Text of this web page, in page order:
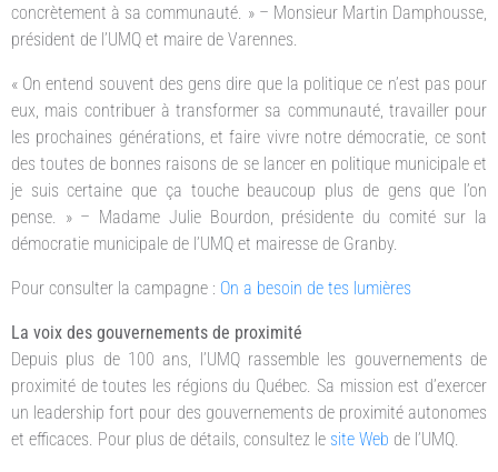
concrètement à sa communauté. » – Monsieur Martin Damphousse,
président de l’UMQ et maire de Varennes.
« On entend souvent des gens dire que la politique ce n’est pas pour
eux, mais contribuer à transformer sa communauté, travailler pour
les prochaines générations, et faire vivre notre démocratie, ce sont
des toutes de bonnes raisons de se lancer en politique municipale et
je suis certaine que ça touche beaucoup plus de gens que l’on
pense. » – Madame Julie Bourdon, présidente du comité sur la
démocratie municipale de l’UMQ et mairesse de Granby.
Pour consulter la campagne : On a besoin de tes lumières
La voix des gouvernements de proximité
Depuis plus de 100 ans, l’UMQ rassemble les gouvernements de
proximité de toutes les régions du Québec. Sa mission est d’exercer
un leadership fort pour des gouvernements de proximité autonomes
et efficaces. Pour plus de détails, consultez le site Web de l’UMQ.